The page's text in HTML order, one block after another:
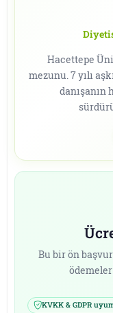
Hacettepe
mezunu. 7 yılı
danışanın
Bu bir ön
KVKK & GDPR